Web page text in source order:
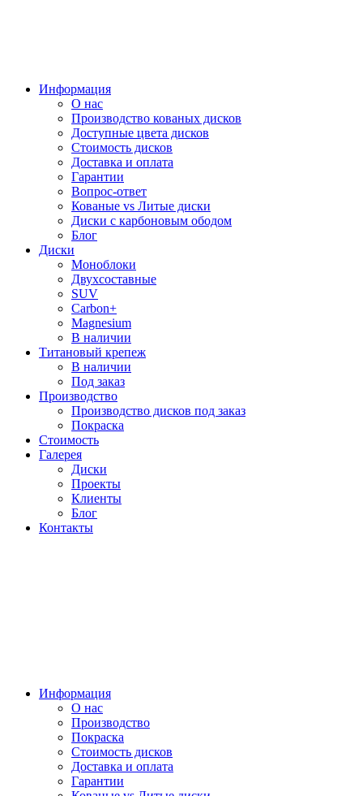
Информация
О нас
Производство кованых дисков
Доступные цвета дисков
Стоимость дисков
Доставка и оплата
Гарантии
Вопрос-ответ
Кованые vs Литые диски
Диски с карбоновым ободом
Блог
Диски
Моноблоки
Двухсоставные
SUV
Carbon+
Magnesium
В наличии
Титановый крепеж
В наличии
Под заказ
Производство
Производство дисков под заказ
Покраска
Стоимость
Галерея
Диски
Проекты
Клиенты
Блог
Контакты
Информация
О нас
Производство
Покраска
Стоимость дисков
Доставка и оплата
Гарантии